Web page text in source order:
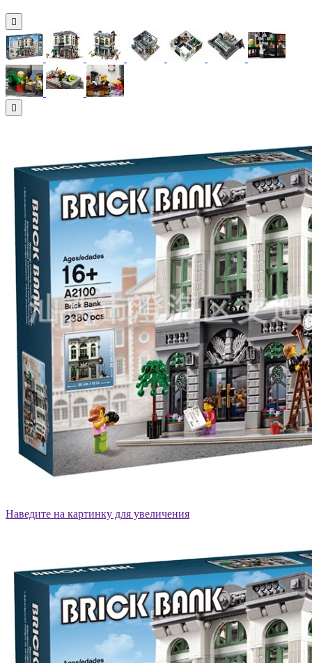
Наведите на картинку для увеличения